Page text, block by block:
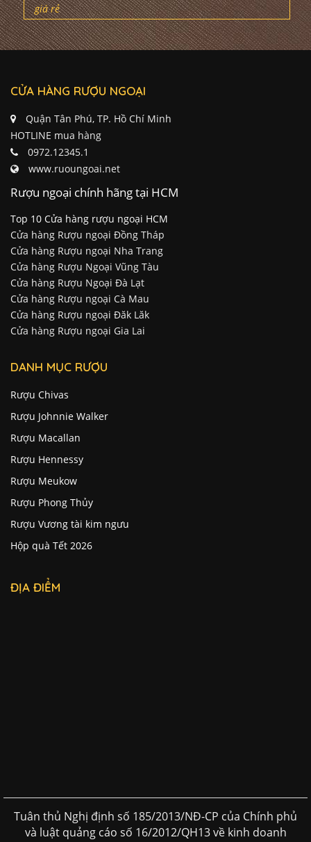
giá rẻ
CỬA HÀNG RƯỢU NGOẠI
Quận Tân Phú, TP. Hồ Chí Minh
HOTLINE mua hàng
0972.12345.1
www.ruoungoai.net
Rượu ngoại chính hãng tại HCM
Top 10 Cửa hàng rượu ngoại HCM
Cửa hàng Rượu ngoại Đồng Tháp
Cửa hàng Rượu ngoại Nha Trang
Cửa hàng Rượu Ngoại Vũng Tàu
Cửa hàng Rượu Ngoại Đà Lạt
Cửa hàng Rượu ngoại Cà Mau
Cửa hàng Rượu ngoại Đăk Lăk
Cửa hàng Rượu ngoại Gia Lai
DANH MỤC RƯỢU
Rượu Chivas
Rượu Johnnie Walker
Rượu Macallan
Rượu Hennessy
Rượu Meukow
Rượu Phong Thủy
Rượu Vương tài kim ngưu
Hộp quà Tết 2026
ĐỊA ĐIỂM
Tuân thủ Nghị định số 185/2013/NĐ-CP của Chính phủ
và luật quảng cáo số 16/2012/QH13 về kinh doanh